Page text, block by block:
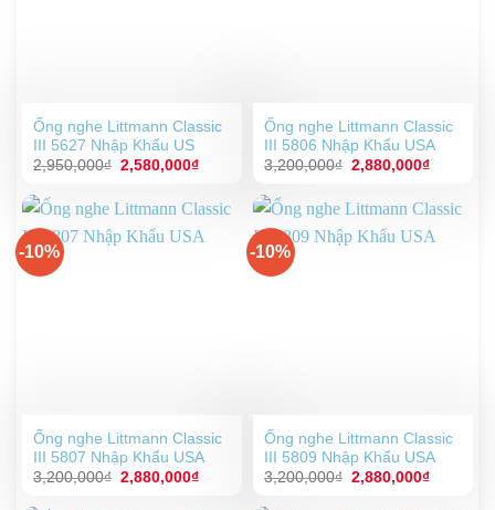
Ống nghe Littmann Classic
III 5627 Nhập Khẩu US
2,950,000₫ Giá
2,950,000₫.
2,580,000₫Giá
là:
Ống nghe Littmann Classic
III 5806 Nhập Khẩu USA
3,200,000₫ Giá
3,200,000₫.
2,880,000₫Giá
là:
-10%
Ống nghe Littmann Classic
III 5807 Nhập Khẩu USA
3,200,000₫ Giá
2,880,000₫Giá
-10%
Ống nghe Littmann Classic
III 5809 Nhập Khẩu USA
3,200,000₫ Giá
2,880,000₫Giá